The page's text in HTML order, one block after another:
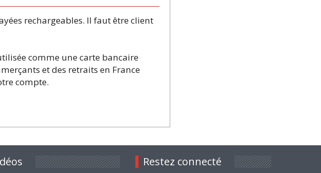
rechargeables. Il faut être client
comme une carte bancaire
et des retraits en France
compte.
Restez connecté